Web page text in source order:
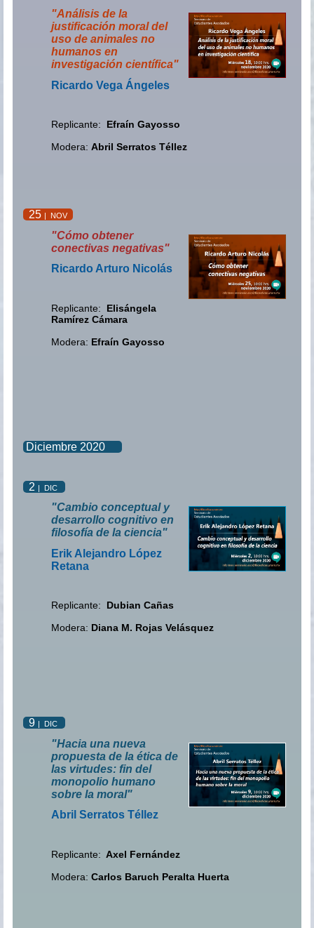
"Análisis de la
justificación moral del
uso de animales no
humanos en
investigación científica"
Ricardo Vega Ángeles
Replicante:
Efraín Gayosso
Modera:Abril Serratos Téllez
25 | NOV
"Cómo obtener
conectivas negativas"
Ricardo Arturo Nicolás
Replicante:
Elisángela
Ramírez Cámara
Modera: Efraín Gayosso
Diciembre 2020
2 | DIC
"Cambio conceptual y
desarrollo cognitivo en
filosofía de la ciencia"
Erik Alejandro López
Retana
Replicante:
Dubian Cañas
Modera: Diana M. Rojas Velásquez
9 | DIC
"Hacia una nueva
propuesta de la ética de
las virtudes: fin del
monopolio humano
sobre la moral"
Abril Serratos Téllez
Replicante: Axel Fernández
Modera:Carlos Baruch Peralta Huerta